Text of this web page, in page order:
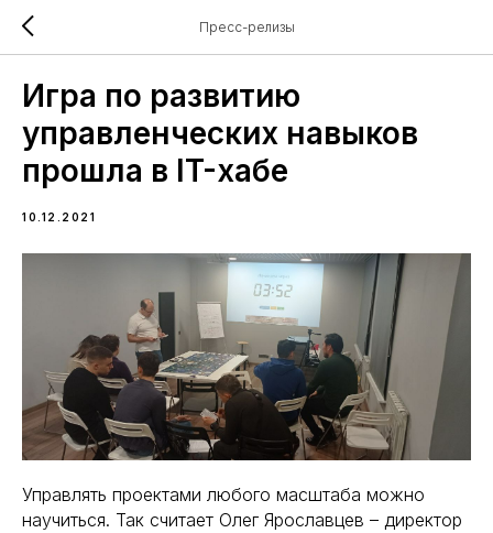
Пресс-релизы
Игра по развитию
управленческих навыков
прошла в IT-хабе
10.12.2021
Управлять проектами любого масштаба можно
научиться. Так считает Олег Ярославцев – директор